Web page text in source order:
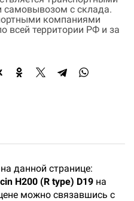
самовывозом с склада.
компаниями
всей территории РФ и за
данной странице:
H200 (R type) D19 на
можно связавшись с